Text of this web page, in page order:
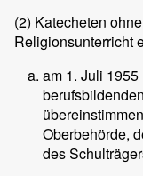
(2) Katecheten
Religionsunterricht
am 1. Juli
Oberbehörde,
des